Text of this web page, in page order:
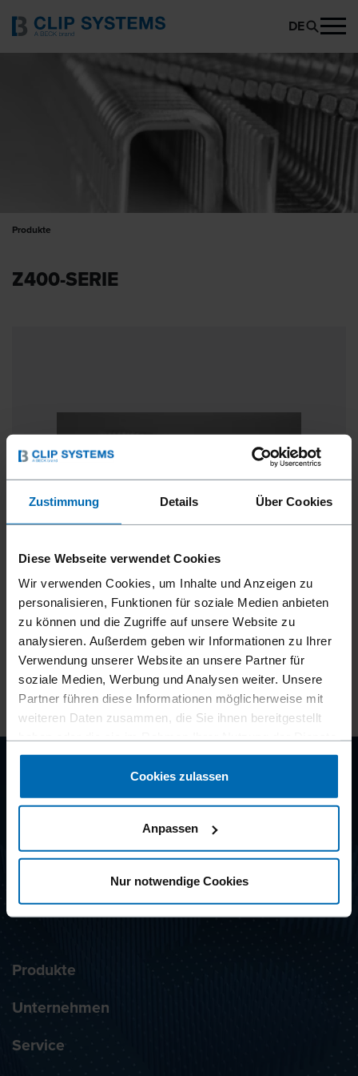
Zustimmung Details Über Cookies
Diese Webseite verwendet Cookies
Wir verwenden Cookies, um Inhalte und Anzeigen zu
personalisieren, Funktionen für soziale Medien anbieten
zu können und die Zugriffe auf unsere Website zu
analysieren. Außerdem geben wir Informationen zu Ihrer
Verwendung unserer Website an unsere Partner für
soziale Medien, Werbung und Analysen weiter. Unsere
Partner führen diese Informationen möglicherweise mit
weiteren Daten zusammen, die Sie ihnen bereitgestellt
gesammelt haben.
Cookies zulassen
Anpassen
Nur notwendige Cookies
DE
Produkte
Z400-SERIE
XZ-EAA-SERIE
Made by Beck XZ-EAA-Serie in den Abmessungen
ähnlich wie Z400-Serie
CLIP
SYSTEMS
Produkte
Unternehmen
Service